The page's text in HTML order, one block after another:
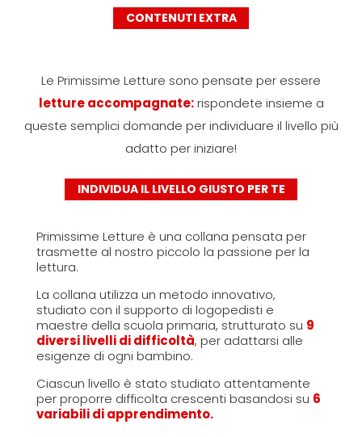
CONTENUTI EXTRA
Le Primissime Letture sono pensate per essere
letture accompagnate:rispondete insieme a
queste semplici domande per individuare il livello più
adatto per iniziare!
INDIVIDUA IL LIVELLO GIUSTO PER TE
Primissime Letture è una collana pensata per
trasmette al nostro piccolo la passione per la
lettura.
La collana utilizza un metodo innovativo,
studiato con il supporto di logopedisti e
maestre della scuola primaria, strutturato su 9
diversi livelli di difficoltà, per adattarsi alle
esigenze di ogni bambino.
Ciascun livello è stato studiato attentamente
per proporre difficolta crescenti basandosi su 6
variabili di apprendimento.